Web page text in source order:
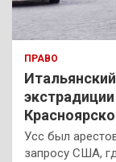
ПРАВО
Усс был
запросу США,